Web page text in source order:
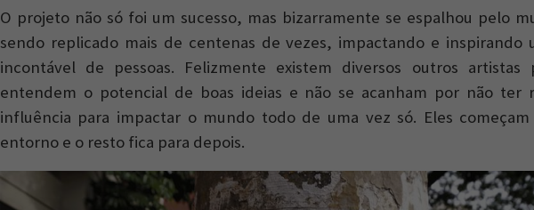
O projeto não só foi um sucesso, mas bizarramente se espalhou pelo
sendo replicado mais de centenas de vezes, impactando e inspirando
incontável de pessoas. Felizmente existem diversos outros
entendem o potencial de boas ideias e não se acanham por não ter
influência para impactar o mundo todo de uma vez só. Eles
entorno e o resto fica para depois.